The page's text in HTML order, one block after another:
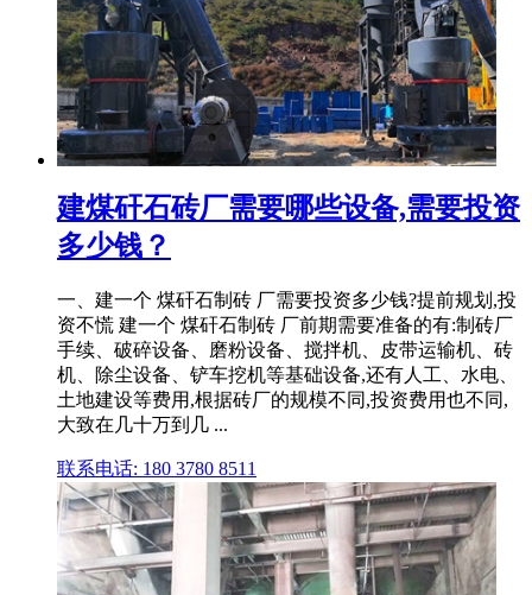
建煤矸石砖厂需要哪些设备,需要投资
多少钱？
一、建一个 煤矸石制砖 厂需要投资多少钱?提前规划,投
资不慌 建一个 煤矸石制砖 厂前期需要准备的有:制砖厂
手续、破碎设备、磨粉设备、搅拌机、皮带运输机、砖
机、除尘设备、铲车挖机等基础设备,还有人工、水电、
土地建设等费用,根据砖厂的规模不同,投资费用也不同,
大致在几十万到几 ...
联系电话: 180 3780 8511